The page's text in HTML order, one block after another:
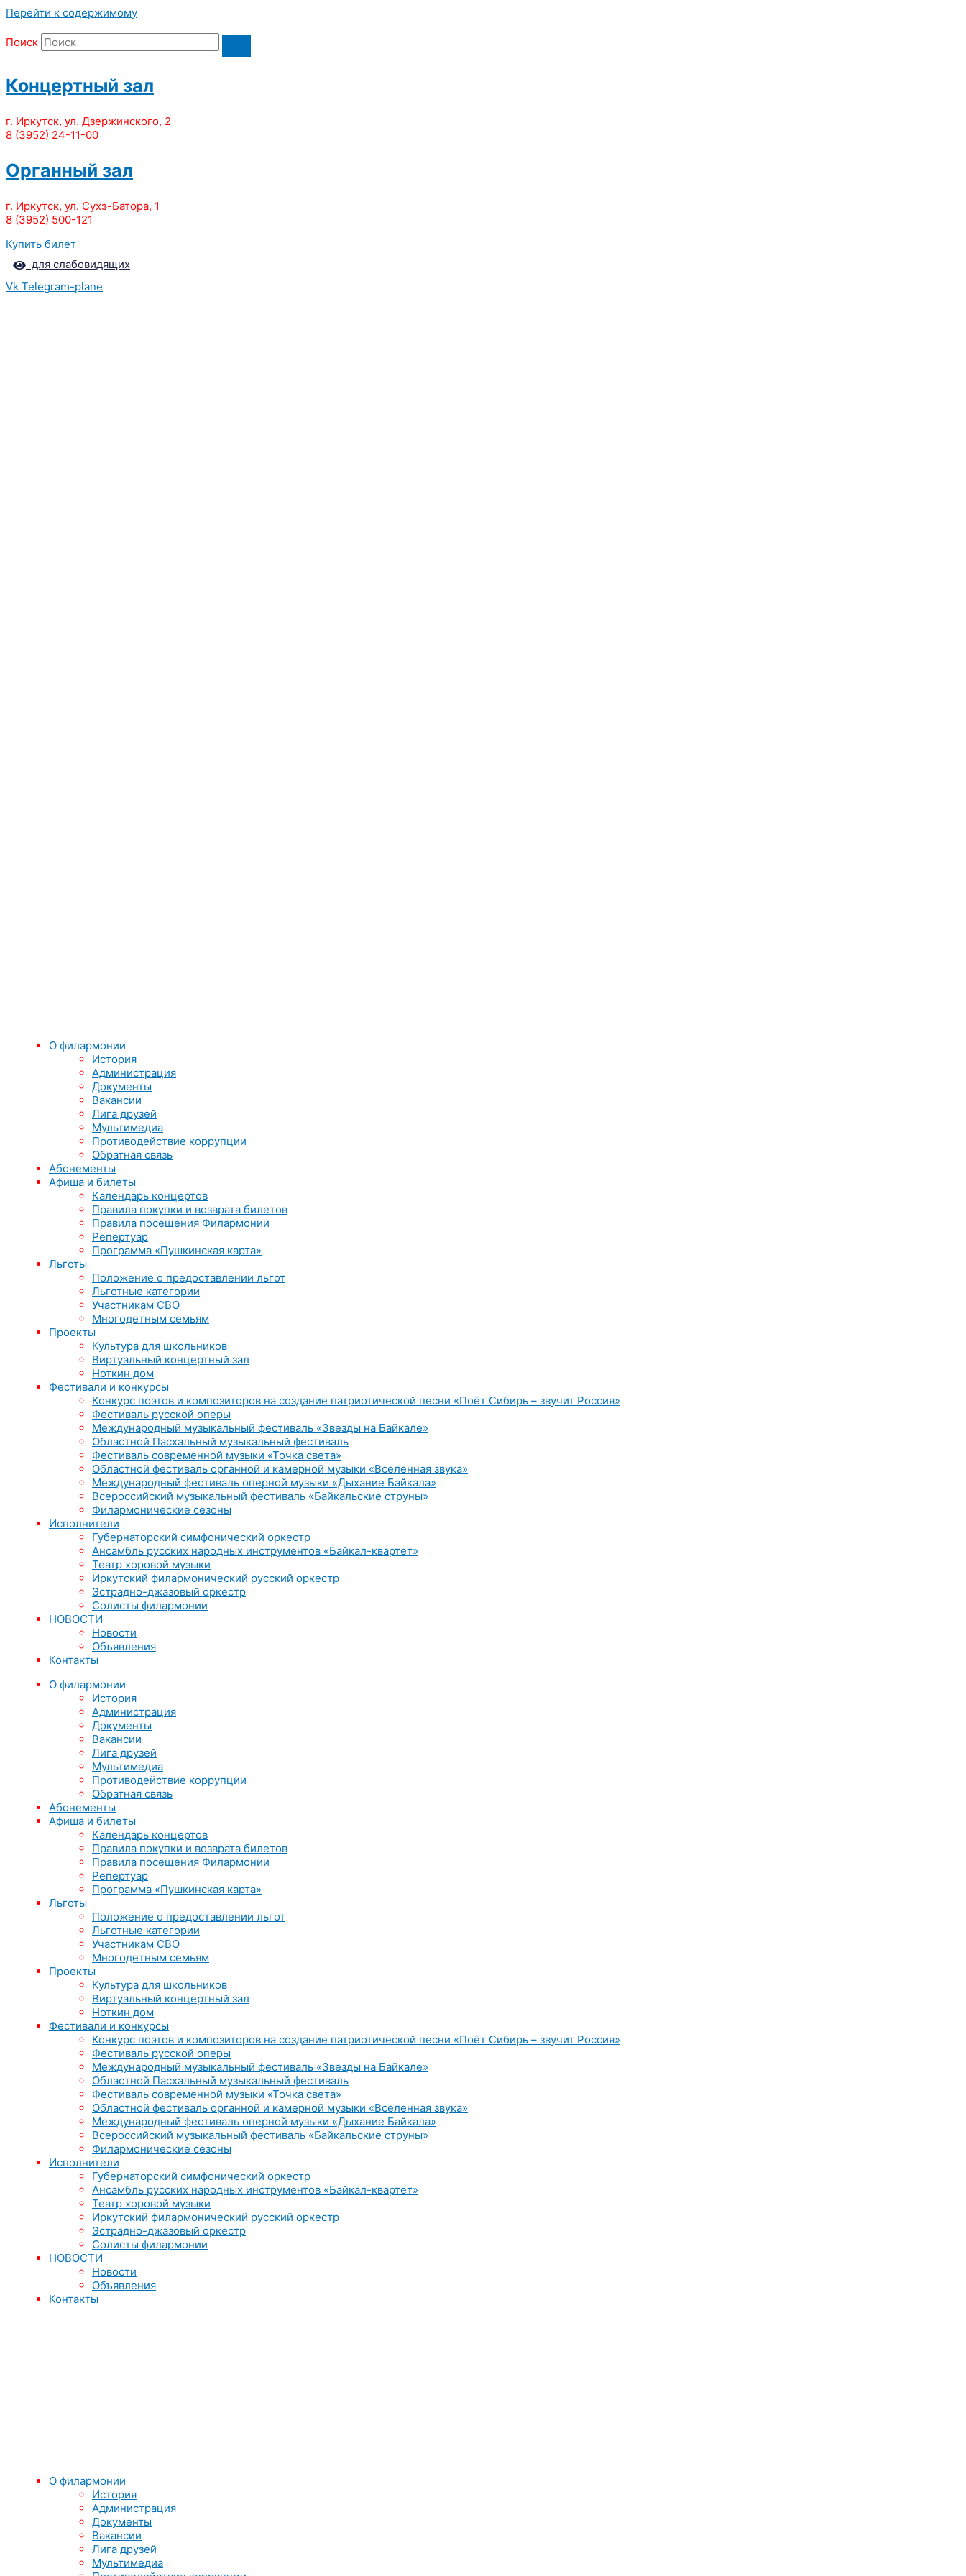
Перейти к содержимому
Поиск
Концертный зал
г. Иркутск, ул. Дзержинского, 2
8 (3952) 24-11-00
Органный зал
г. Иркутск, ул. Сухэ-Батора, 1
8 (3952) 500-121
Купить билет
для слабовидящих
Vk Telegram-plane
О филармонии
История
Администрация
Документы
Вакансии
Лига друзей
Мультимедиа
Противодействие коррупции
Обратная связь
Абонементы
Афиша и билеты
Календарь концертов
Правила покупки и возврата билетов
Правила посещения Филармонии
Репертуар
Программа «Пушкинская карта»
Льготы
Положение о предоставлении льгот
Льготные категории
Участникам СВО
Многодетным семьям
Проекты
Культура для школьников
Виртуальный концертный зал
Ноткин дом
Фестивали и конкурсы
Конкурс поэтов и композиторов на создание патриотической песни «Поёт Сибирь – звучит Россия»
Фестиваль русской оперы
Международный музыкальный фестиваль «Звезды на Байкале»
Областной Пасхальный музыкальный фестиваль
Фестиваль современной музыки «Точка света»
Областной фестиваль органной и камерной музыки «Вселенная звука»
Международный фестиваль оперной музыки «Дыхание Байкала»
Всероссийский музыкальный фестиваль «Байкальские струны»
Филармонические сезоны
Исполнители
Губернаторский симфонический оркестр
Ансамбль русских народных инструментов «Байкал-квартет»
Театр хоровой музыки
Иркутский филармонический русский оркестр
Эстрадно-джазовый оркестр
Солисты филармонии
НОВОСТИ
Новости
Объявления
Контакты
О филармонии
История
Администрация
Документы
Вакансии
Лига друзей
Мультимедиа
Противодействие коррупции
Обратная связь
Абонементы
Афиша и билеты
Календарь концертов
Правила покупки и возврата билетов
Правила посещения Филармонии
Репертуар
Программа «Пушкинская карта»
Льготы
Положение о предоставлении льгот
Льготные категории
Участникам СВО
Многодетным семьям
Проекты
Культура для школьников
Виртуальный концертный зал
Ноткин дом
Фестивали и конкурсы
Конкурс поэтов и композиторов на создание патриотической песни «Поёт Сибирь – звучит Россия»
Фестиваль русской оперы
Международный музыкальный фестиваль «Звезды на Байкале»
Областной Пасхальный музыкальный фестиваль
Фестиваль современной музыки «Точка света»
Областной фестиваль органной и камерной музыки «Вселенная звука»
Международный фестиваль оперной музыки «Дыхание Байкала»
Всероссийский музыкальный фестиваль «Байкальские струны»
Филармонические сезоны
Исполнители
Губернаторский симфонический оркестр
Ансамбль русских народных инструментов «Байкал-квартет»
Театр хоровой музыки
Иркутский филармонический русский оркестр
Эстрадно-джазовый оркестр
Солисты филармонии
НОВОСТИ
Новости
Объявления
Контакты
О филармонии
История
Администрация
Документы
Вакансии
Лига друзей
Мультимедиа